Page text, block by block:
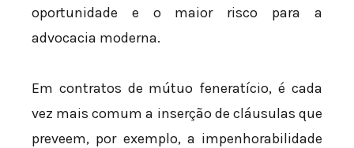
oportunidade e o maior risco para a
advocacia moderna.
Em contratos de mútuo feneratício, é cada
vez mais comum a inserção de cláusulas que
preveem, por exemplo, a impenhorabilidade